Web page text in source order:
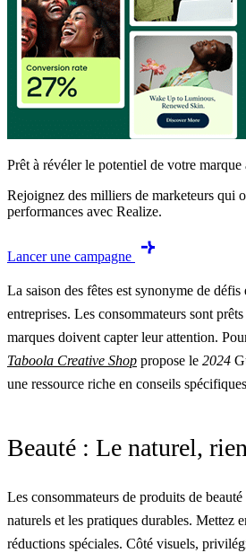
Prêt à révéler le potentiel de votre marque
Rejoignez des milliers de marketeurs qui
performances avec Realize.
Lancer une campagne
La saison des fêtes est synonyme de
entreprises. Les consommateurs sont
marques doivent capter leur attention.
Taboola Creative Shop propose le 2024
une ressource riche en conseils
Beauté : Le naturel,
Les consommateurs de produits de
naturels et les pratiques durables. Mettez
réductions spéciales. Côté visuels,